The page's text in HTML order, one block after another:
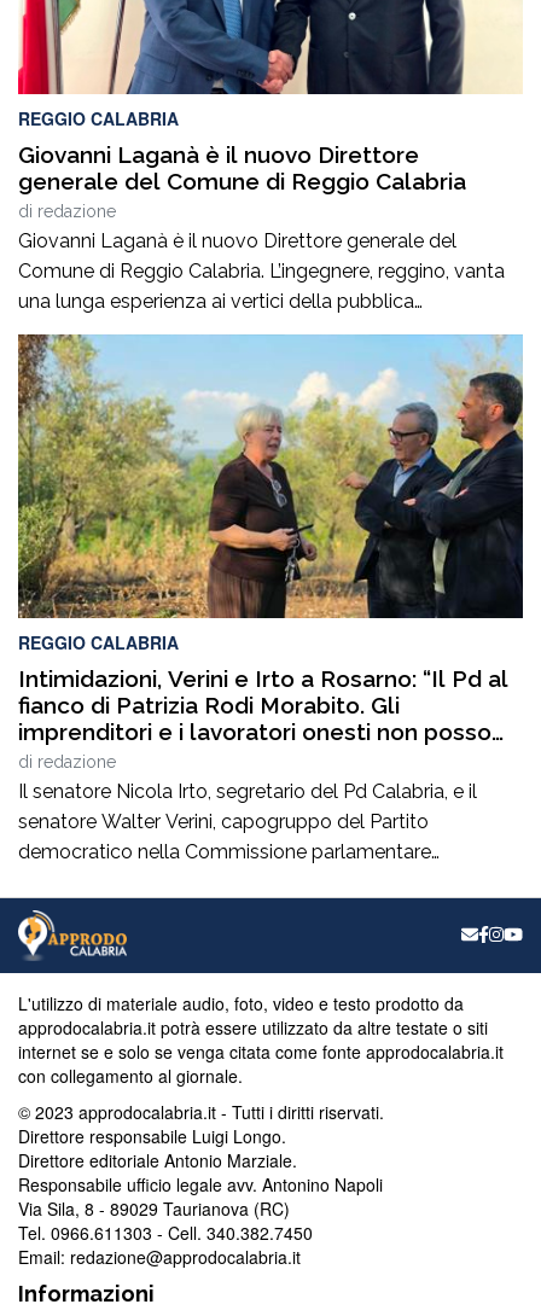
REGGIO CALABRIA
Giovanni Laganà è il nuovo Direttore
generale del Comune di Reggio Calabria
di redazione
Giovanni Laganà è il nuovo Direttore generale del
Comune di Reggio Calabria. L’ingegnere, reggino, vanta
una lunga esperienza ai vertici della pubblica
amministrazione e della gestione delle infrastrutture in
Calabria ed in Sicilia. È stato Vice Direttore regionale
Anas Sicilia, Capo Compartimento Anas Calabria,
Direttore generale della Regione Calabria e Direttore
generale della ItalConsult Spa, […]
REGGIO CALABRIA
Intimidazioni, Verini e Irto a Rosarno: “Il Pd al
fianco di Patrizia Rodi Morabito. Gli
imprenditori e i lavoratori onesti non posso
essere lasciati da soli”
di redazione
Il senatore Nicola Irto, segretario del Pd Calabria, e il
senatore Walter Verini, capogruppo del Partito
democratico nella Commissione parlamentare
imprenditrice agricola di Rosarno (Rc) la cui azienda è
stata più volte colpita da incendi, furti e danneggiamenti.
L’ultimo grave episodio si è verificato nei giorni scorsi […]
L'utilizzo di materiale audio, foto, video e testo prodotto da
approdocalabria.it potrà essere utilizzato da altre testate o siti
internet se e solo se venga citata come fonte approdocalabria.it
con collegamento al giornale.
© 2023 approdocalabria.it - Tutti i diritti riservati.
Direttore responsabile Luigi Longo.
Direttore editoriale Antonio Marziale.
Responsabile ufficio legale avv. Antonino Napoli
Via Sila, 8 - 89029 Taurianova (RC)
Tel. 0966.611303 - Cell. 340.382.7450
Email: redazione@approdocalabria.it
Informazioni